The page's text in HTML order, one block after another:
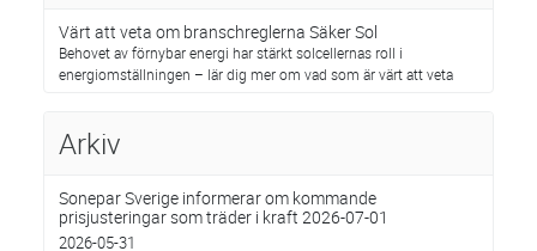
Värt att veta om branschreglerna Säker Sol
Behovet av förnybar energi har stärkt solcellernas roll i
energiomställningen – lär dig mer om vad som är värt att veta
Arkiv
Sonepar Sverige informerar om kommande
prisjusteringar som träder i kraft 2026-07-01
2026-05-31